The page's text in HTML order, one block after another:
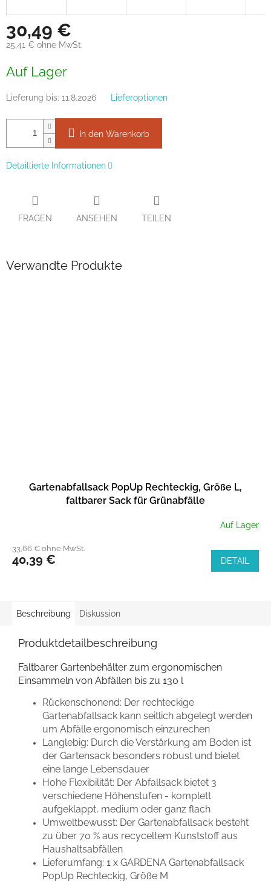
30,49 €
25,41 € ohne MwSt.
Auf Lager
Lieferung bis: 11.8.2026 Lieferoptionen
In den Warenkorb
Detaillierte Informationen
FRAGEN ANSEHEN TEILEN
Verwandte Produkte
Gartenabfallsack PopUp Rechteckig, Größe L,
faltbarer Sack für Grünabfälle
Auf Lager
33,66 € ohne MwSt.
40,39 € DETAIL
Beschreibung Diskussion
Produktdetailbeschreibung
Faltbarer Gartenbehälter zum ergonomischen
Einsammeln von Abfällen bis zu 130 l
Rückenschonend: Der rechteckige
Gartenabfallsack kann seitlich abgelegt werden
um Abfälle ergonomisch einzurechen
Langlebig: Durch die Verstärkung am Boden ist
der Gartensack besonders robust und bietet
eine lange Lebensdauer
Hohe Flexibilität: Der Abfallsack bietet 3
verschiedene Höhenstufen - komplett
aufgeklappt, medium oder ganz flach
Umweltbewusst: Der Gartenabfallsack besteht
zu über 70 % aus recyceltem Kunststoff aus
Haushaltsabfällen
Lieferumfang: 1 x GARDENA Gartenabfallsack
PopUp Rechteckig, Größe M